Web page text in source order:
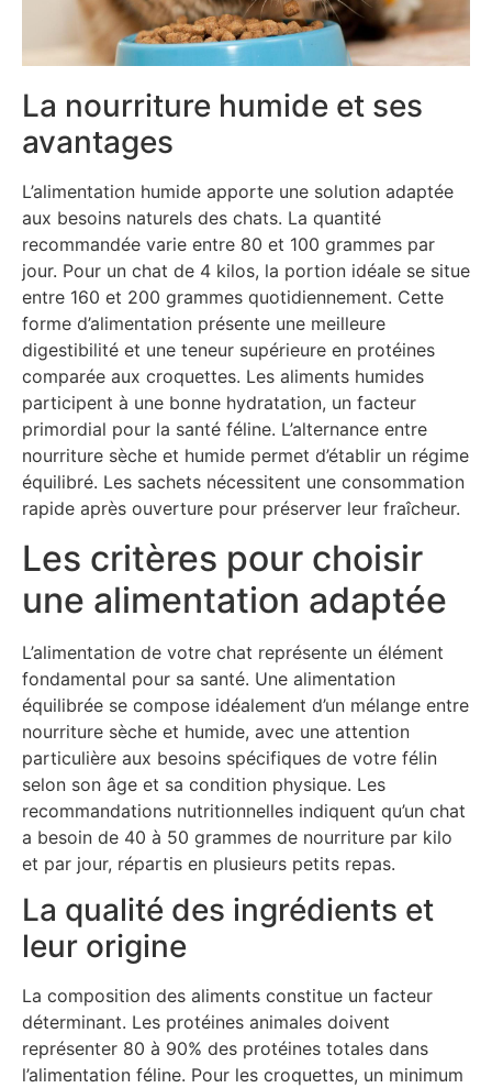
La nourriture humide et ses
avantages
L’alimentation humide apporte une solution adaptée
aux besoins naturels des chats. La quantité
recommandée varie entre 80 et 100 grammes par
jour. Pour un chat de 4 kilos, la portion idéale se situe
entre 160 et 200 grammes quotidiennement. Cette
forme d’alimentation présente une meilleure
digestibilité et une teneur supérieure en protéines
comparée aux croquettes. Les aliments humides
participent à une bonne hydratation, un facteur
primordial pour la santé féline. L’alternance entre
nourriture sèche et humide permet d’établir un régime
équilibré. Les sachets nécessitent une consommation
rapide après ouverture pour préserver leur fraîcheur.
Les critères pour choisir
une alimentation adaptée
L’alimentation de votre chat représente un élément
fondamental pour sa santé. Une alimentation
équilibrée se compose idéalement d’un mélange entre
nourriture sèche et humide, avec une attention
particulière aux besoins spécifiques de votre félin
selon son âge et sa condition physique. Les
recommandations nutritionnelles indiquent qu’un chat
a besoin de 40 à 50 grammes de nourriture par kilo
et par jour, répartis en plusieurs petits repas.
La qualité des ingrédients et
leur origine
La composition des aliments constitue un facteur
déterminant. Les protéines animales doivent
représenter 80 à 90% des protéines totales dans
l’alimentation féline. Pour les croquettes, un minimum